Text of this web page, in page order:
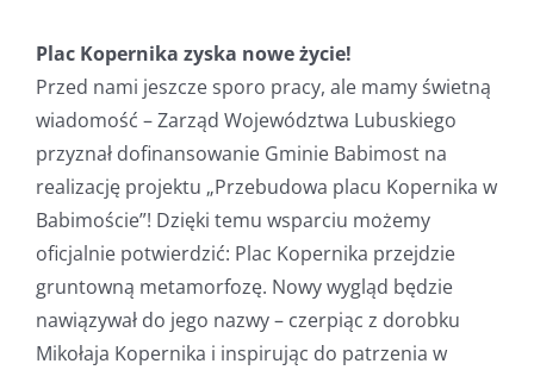
Plac Kopernika zyska nowe życie!
Przed nami jeszcze sporo pracy, ale mamy świetną
wiadomość – Zarząd Województwa Lubuskiego
przyznał dofinansowanie Gminie Babimost na
realizację projektu „Przebudowa placu Kopernika w
Babimoście”! Dzięki temu wsparciu możemy
oficjalnie potwierdzić: Plac Kopernika przejdzie
gruntowną metamorfozę. Nowy wygląd będzie
nawiązywał do jego nazwy – czerpiąc z dorobku
Mikołaja Kopernika i inspirując do patrzenia w